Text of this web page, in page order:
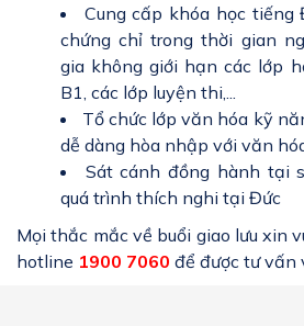
Cung cấp khóa học
chứng chỉ trong thời gian
gia không giới hạn các lớp
B1, các lớp luyện thi,...
Tổ chức lớp văn hóa kỹ
dễ dàng hòa nhập với văn
Sát cánh đồng hành tại
quá trình thích nghi tại Đức
Mọi thắc mắc về buổi giao lưu xin
hotline 1900 7060 để được tư vấn